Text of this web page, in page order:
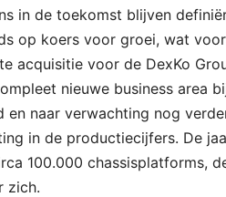
in de toekomst blijven
op koers voor groei, wat
acquisitie voor de DexKo
nieuwe business area
en naar verwachting nog
in de productiecijfers. De
100.000 chassisplatforms,
zich.